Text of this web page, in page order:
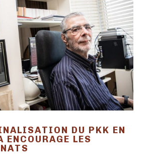
DU PKK EN
ENCOURAGE LES